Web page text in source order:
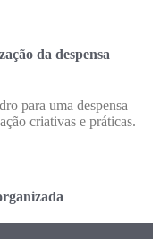
da despensa
para uma despensa
criativas e práticas.